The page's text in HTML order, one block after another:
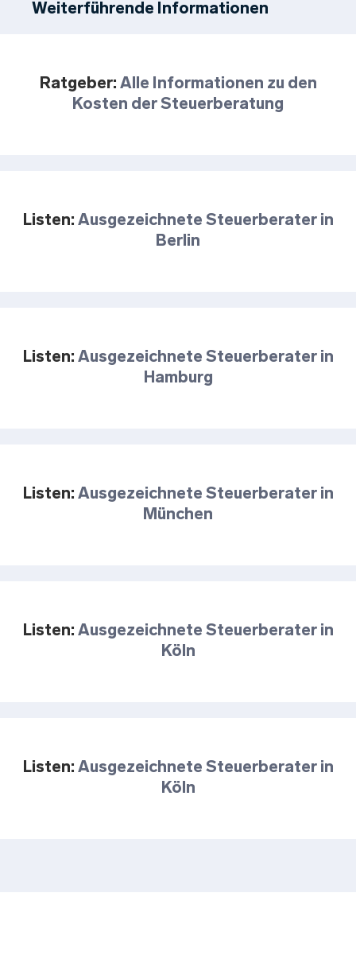
Weiterführende Informationen
Ratgeber: Alle Informationen zu den
Kosten der Steuerberatung
Listen: Ausgezeichnete Steuerberater in
Berlin
Listen: Ausgezeichnete Steuerberater in
Hamburg
Listen: Ausgezeichnete Steuerberater in
München
Listen: Ausgezeichnete Steuerberater in
Köln
Listen: Ausgezeichnete Steuerberater in
Köln